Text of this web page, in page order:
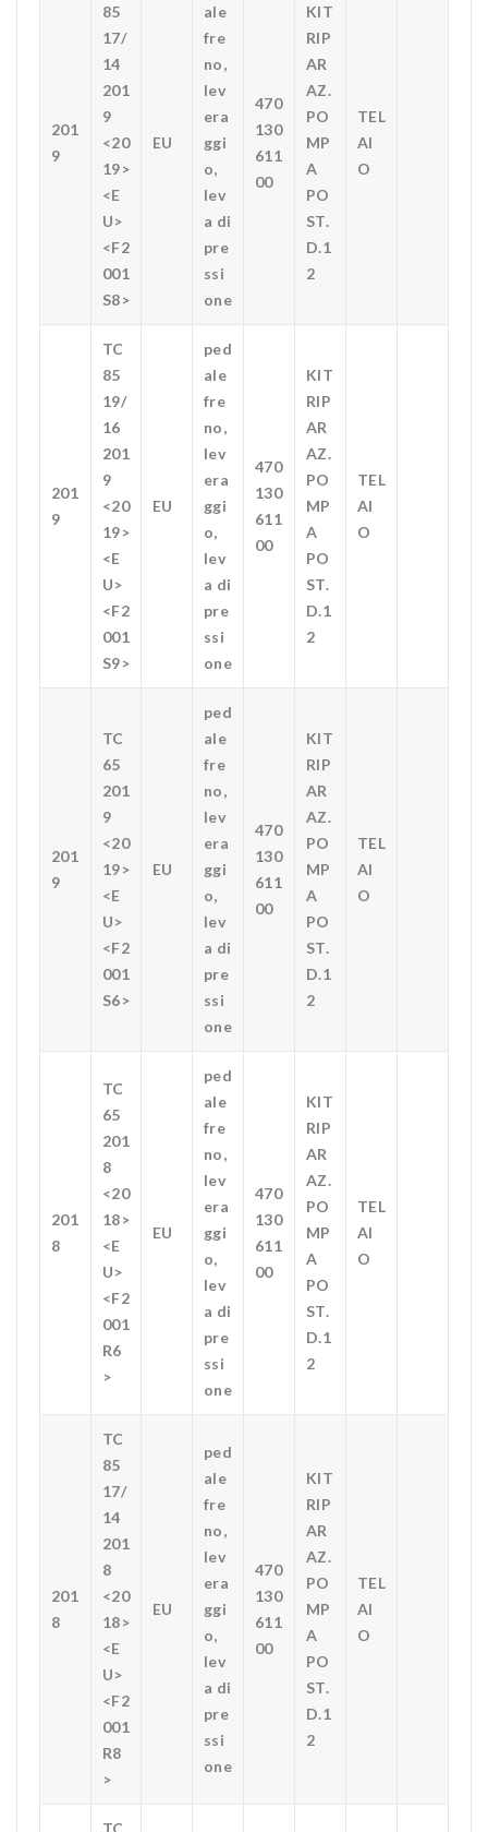
201
9
85
17/
14
201
9
<20
19>
<E
U>
<F2
001
S8>
EU
ale
fre
no,
lev
era
ggi
o,
lev
a di
pre
ssi
one
470
130
611
00
KIT
RIP
AR
AZ.
PO
MP
A
PO
ST.
D.1
2
TEL
AI
O
201
9
TC
85
19/
16
201
9
<20
19>
<E
U>
<F2
001
S9>
EU
ped
ale
fre
no,
lev
era
ggi
o,
lev
a di
pre
ssi
one
470
130
611
00
KIT
RIP
AR
AZ.
PO
MP
A
PO
ST.
D.1
2
TEL
AI
O
201
9
TC
65
201
9
<20
19>
<E
U>
<F2
001
S6>
EU
ped
ale
fre
no,
lev
era
ggi
o,
lev
a di
pre
ssi
one
470
130
611
00
KIT
RIP
AR
AZ.
PO
MP
A
PO
ST.
D.1
2
TEL
AI
O
201
8
TC
65
201
8
<20
18>
<E
U>
<F2
001
R6
>
EU
ped
ale
fre
no,
lev
era
ggi
o,
lev
a di
pre
ssi
one
470
130
611
00
KIT
RIP
AR
AZ.
PO
MP
A
PO
ST.
D.1
2
TEL
AI
O
201
8
TC
85
17/
14
201
8
<20
18>
<E
U>
<F2
001
R8
>
EU
ped
ale
fre
no,
lev
era
ggi
o,
lev
a di
pre
ssi
one
470
130
611
00
KIT
RIP
AR
AZ.
PO
MP
A
PO
ST.
D.1
2
TEL
AI
O
TC